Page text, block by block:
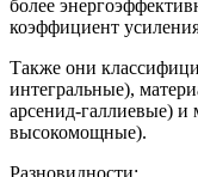
более
коэффициент
Также они
интегральные),
арсенид-галлиевые)
высокомощные).
Разновидности: